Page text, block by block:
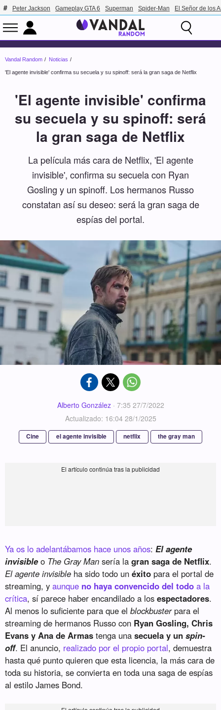
Peter Jackson Gameplay GTA 6 Superman Spider-Man El Señor de los
Vandal Random Noticias
'El agente invisible' confirma su secuela y su spinoff: será la gran saga de Netflix
'El agente invisible' confirma
su secuela y su spinoff: será
la gran saga de Netflix
La película más cara de Netflix, 'El agente
invisible', confirma su secuela con Ryan
Gosling y un spinoff. Los hermanos Russo
constatan así su deseo: será la gran saga de
espías del portal.
Alberto González· 7:35 27/7/2022
Actualizado: 16:04 28/1/2025
Cine el agente invisible netflix the gray man
Ya os lo adelantábamos hace unos años: El agente
invisibleo The Gray Man sería lagran saga de Netflix.
El agente invisible ha sido todo unéxito para el portal de
streaming, yaunque no haya convencido del todo a la
crítica, sí parece haber encandilado a losespectadores.
Al menos lo suficiente para que elblockbusterpara el
streaming de hermanos Russo con Ryan Gosling, Chris
Evans y Ana de Armas tenga unasecuela y unspin-
off. El anuncio, realizado por el propio portal, demuestra
hasta qué punto quieren que esta licencia, la más cara de
toda su historia, se convierta en toda una saga de espías
al estilo James Bond.